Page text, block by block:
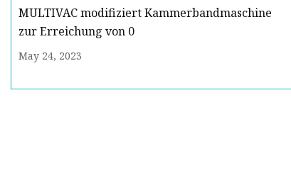
MULTIVAC modifiziert Kammerbandmaschine
zur Erreichung von 0
May 24, 2023